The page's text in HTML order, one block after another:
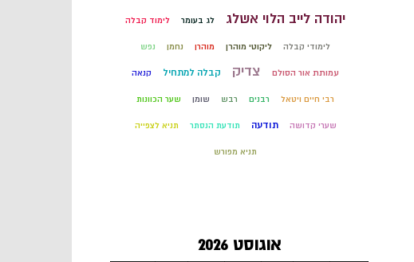
יהודה לייב הלוי אשלג לג בעומר לימוד קבלה
לימודי קבלה ליקוטי מוהרן מוהרן נחמן נפש
עמותת אור הסולם צדיק קבלה למתחיל קנאה
רבי חיים ויטאל רבנים רבש שומן שער הכוונות
שערי קדושה תודעה תודעת הנסתר תניא לצפייה
תניא מפורש
אוגוסט 2026